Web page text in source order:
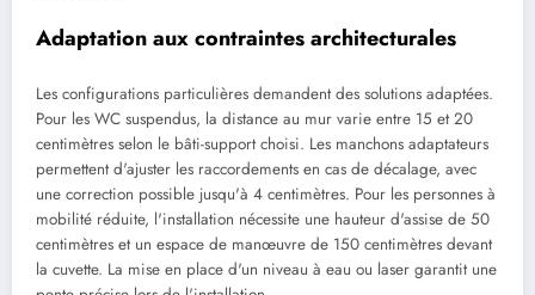
Adaptation aux contraintes architecturales
Les configurations particulières demandent des solutions adaptées.
Pour les WC suspendus, la distance au mur varie entre 15 et 20
centimètres selon le bâti-support choisi. Les manchons adaptateurs
permettent d'ajuster les raccordements en cas de décalage, avec
une correction possible jusqu'à 4 centimètres. Pour les personnes à
mobilité réduite, l'installation nécessite une hauteur d'assise de 50
centimètres et un espace de manœuvre de 150 centimètres devant
la cuvette. La mise en place d'un niveau à eau ou laser garantit une